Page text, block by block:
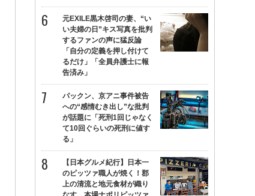
元EXILE黒木啓司の妻、“い
い夫婦の日”キス写真を批判
するファンの声に猛反論
「自分の定義を押し付けて
るだけ」「全員弁護士に報
告済み」
パックン、京アニ事件被告
への“感情むき出し”な批判
が話題に「死刑1回じゃなく
て10回ぐらいの死刑に値す
る」
【日本グルメ紀行】日本一
のピッツァ職人が焼く！郡
上の清流と地元食材が織り